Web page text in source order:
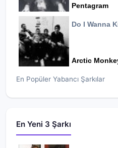
Pentagram
Do I Wanna
Arctic
En Popüler Yabancı Şarkılar
En Yeni 3 Şarkı